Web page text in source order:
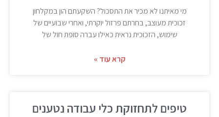
מי מאיתנו לא מכיר את התסכול? השקעתם הון במקלחון
זכוכית מעוצב, בחרתם פרזול יוקרתי, ואחרי שבועיים של
שימוש, הזכוכית נראית כאילו עברה סופת חול של
קרא עוד »
טיפים לתחזוקת כלי עבודה נטענים